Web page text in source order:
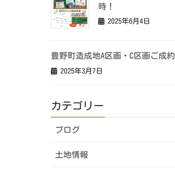
時！
2025年6月4日
豊野町造成地A区画・C区画ご成約
2025年3月7日
カテゴリー
ブログ
土地情報